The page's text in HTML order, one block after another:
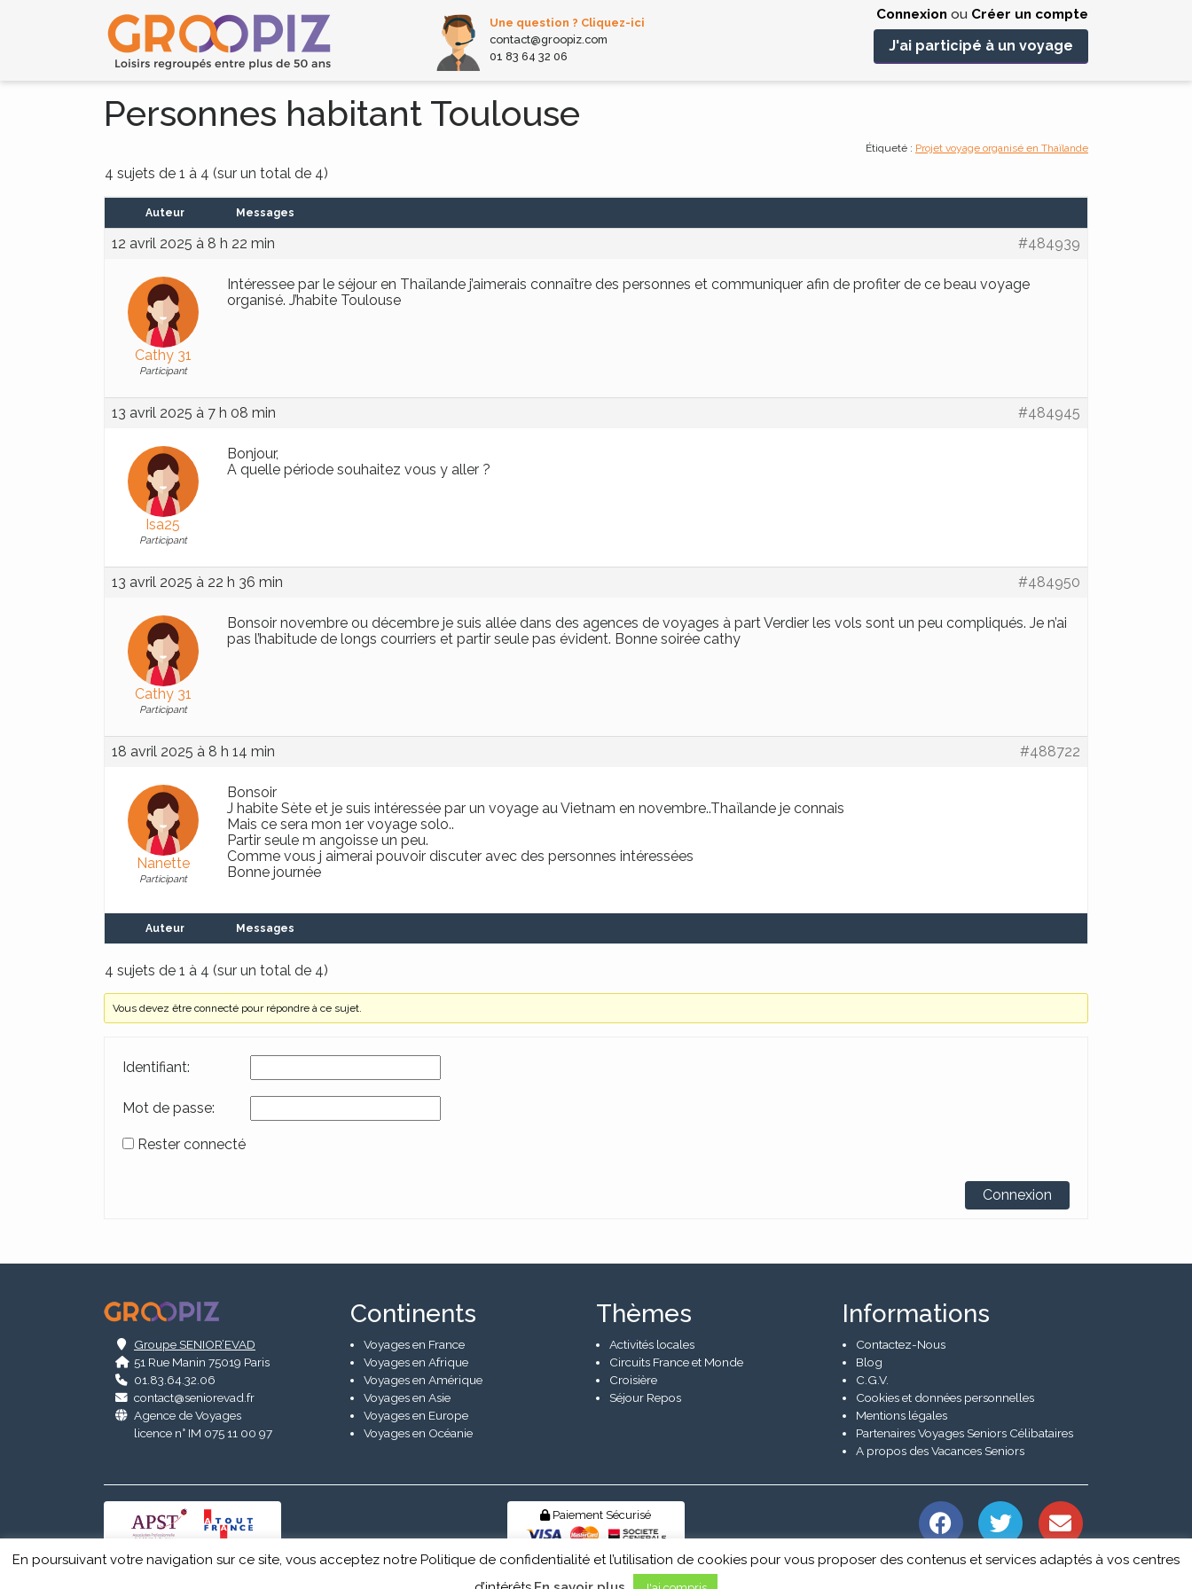
Une question ? Cliquez-ici
contact@groopiz.com
01 83 64 32 06
Connexionou Créer un compte
J'ai participé à un voyage
Personnes habitant Toulouse
Étiqueté : Projet voyage organisé en Thaïlande
4 sujets de 1 à 4 (sur un total de 4)
Auteur Messages
12 avril 2025 à 8 h 22 min #484939
Cathy 31
Participant
Intéressee par le séjour en Thaïlande j’aimerais connaître des personnes et communiquer afin de profiter de ce beau voyage
organisé. J’habite Toulouse
13 avril 2025 à 7 h 08 min #484945
Isa25
Participant
Bonjour,
A quelle période souhaitez vous y aller ?
13 avril 2025 à 22 h 36 min #484950
Cathy 31
Participant
Bonsoir novembre ou décembre je suis allée dans des agences de voyages à part Verdier les vols sont un peu compliqués. Je n’ai
pas l’habitude de longs courriers et partir seule pas évident. Bonne soirée cathy
18 avril 2025 à 8 h 14 min #488722
Nanette
Participant
Bonsoir
J habite Sète et je suis intéressée par un voyage au Vietnam en novembre..Thaïlande je connais
Mais ce sera mon 1er voyage solo..
Partir seule m angoisse un peu.
Comme vous j aimerai pouvoir discuter avec des personnes intéressées
Bonne journée
Auteur Messages
4 sujets de 1 à 4 (sur un total de 4)
Vous devez être connecté pour répondre à ce sujet.
Identifiant:
Mot de passe:
Rester connecté
Connexion
Groupe SENIOR’EVAD
51 Rue Manin 75019 Paris
01.83.64.32.06
contact@seniorevad.fr
Agence de Voyages
licence n° IM 075 11 00 97
Continents
Voyages en France
Voyages en Afrique
Voyages en Amérique
Voyages en Asie
Voyages en Europe
Voyages en Océanie
Thèmes
Activités locales
Circuits France et Monde
Croisière
Séjour Repos
Informations
Contactez-Nous
Blog
C.G.V.
Cookies et données personnelles
Mentions légales
Partenaires Voyages Seniors Célibataires
A propos des Vacances Seniors
Paiement Sécurisé
© Senior Evad 2026
En poursuivant votre navigation sur ce site, vous acceptez notre Politique de confidentialité et l’utilisation de cookies pour vous proposer des contenus et services adaptés à vos centres